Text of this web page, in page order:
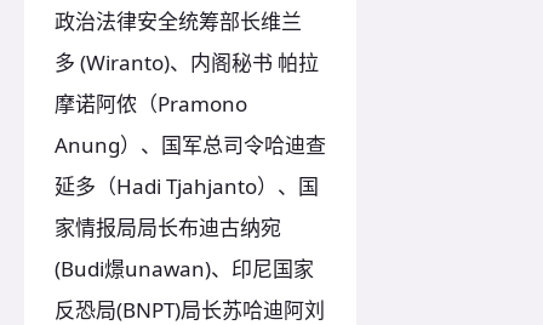
政治法律安全统筹部长维兰
多 (Wiranto)、内阁秘书 帕拉
摩诺阿侬（Pramono
Anung）、国军总司令哈迪查
延多（Hadi Tjahjanto）、国
家情报局局长布迪古纳宛
(Budi燝unawan)、印尼国家
反恐局(BNPT)局长苏哈迪阿刘